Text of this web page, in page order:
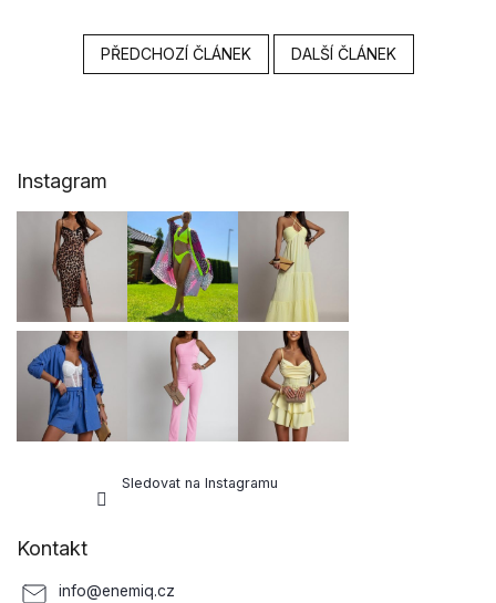
PŘEDCHOZÍ ČLÁNEK DALŠÍ ČLÁNEK
Instagram
Sledovat na Instagramu
Kontakt
info@enemiq.cz